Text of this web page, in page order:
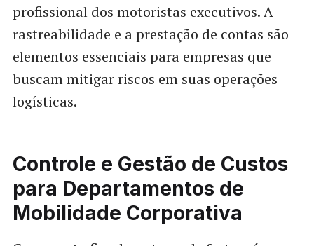
profissional dos motoristas executivos. A
rastreabilidade e a prestação de contas são
elementos essenciais para empresas que
buscam mitigar riscos em suas operações
logísticas.
Controle e Gestão de Custos
para Departamentos de
Mobilidade Corporativa